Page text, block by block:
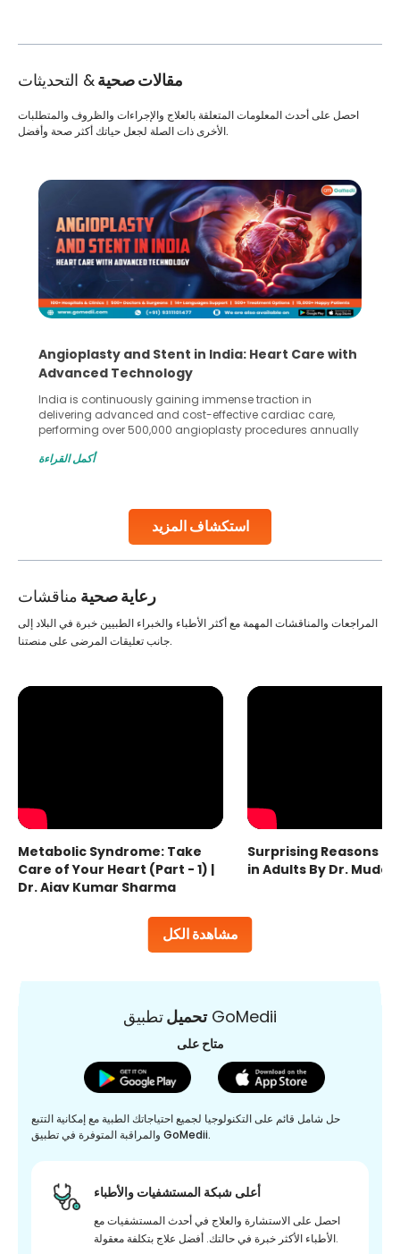
مقالات صحية& التحديثات
استكشاف المزيد
احصل على أحدث المعلومات المتعلقة بالعلاج والإجراءات والظروف والمتطلبات
الأخرى ذات الصلة لجعل حياتك أكثر صحة وأفضل.
Angioplasty and Stent in India: Heart Care with
Advanced Technology
India is continuously gaining immense traction in
delivering advanced and cost-effective cardiac care,
performing over 500,000 angioplasty procedures annually
globe are searching for treatments like angioplasty and
Studies, such as one published
أكمل القراءة
رعاية صحية مناقشات
مشاهدة الكل
المراجعات والمناقشات المهمة مع أكثر الأطباء والخبراء الطبيين خبرة في البلاد إلى
جانب تعليقات المرضى على منصتنا.
Metabolic Syndrome: Take
Care of Your Heart (Part - 1) |
Dr. Ajay Kumar Sharma
Surprising Reasons
in Adults By Dr.
تحميلتطبيق GoMedii
متاح على
حل شامل قائم على التكنولوجيا لجميع احتياجاتك الطبية مع إمكانية التتبع
والمراقبة المتوفرة في تطبيق GoMedii.
أعلى شبكة المستشفيات والأطباء
احصل على الاستشارة والعلاج في أحدث المستشفيات مع
الأطباء الأكثر خبرة في حالتك. أفضل علاج بتكلفة معقولة.